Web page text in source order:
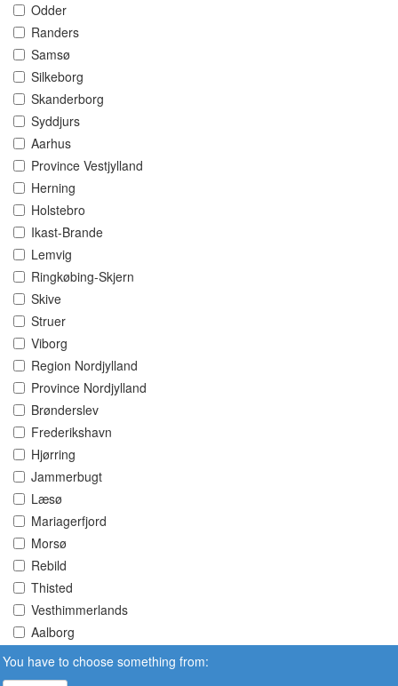
Odder
Randers
Samsø
Silkeborg
Skanderborg
Syddjurs
Aarhus
Province Vestjylland
Herning
Holstebro
Ikast-Brande
Lemvig
Ringkøbing-Skjern
Skive
Struer
Viborg
Region Nordjylland
Province Nordjylland
Brønderslev
Frederikshavn
Hjørring
Jammerbugt
Læsø
Mariagerfjord
Morsø
Rebild
Thisted
Vesthimmerlands
Aalborg
You have to choose something from: